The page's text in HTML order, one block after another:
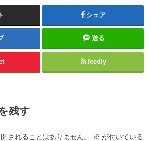
シェア
送る
feedly
残す
されることはありません。 ※ が付いている